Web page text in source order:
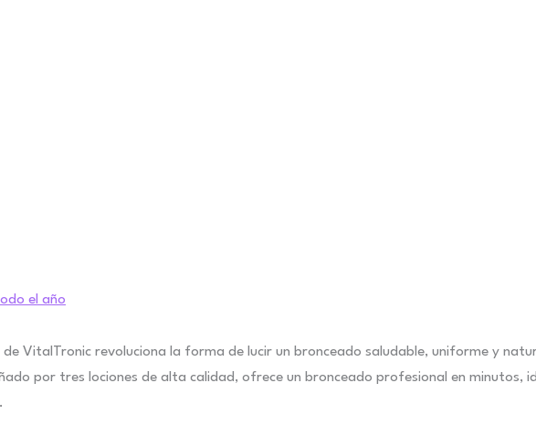
el año
VitalTronic revoluciona la forma de lucir un bronceado saludable, uniforme y
por tres lociones de alta calidad, ofrece un bronceado profesional en minutos,